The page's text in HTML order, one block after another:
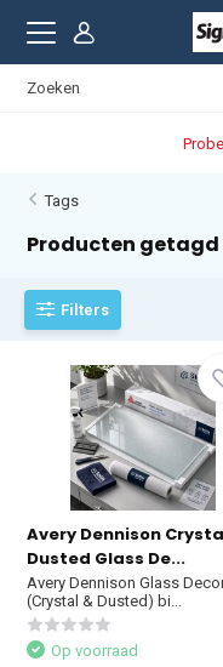
Tags
Producten
Filters
Avery Dennison
Dusted Glass De...
Avery Dennison Glass
(Crystal & Dusted) bi...
Op voorraad